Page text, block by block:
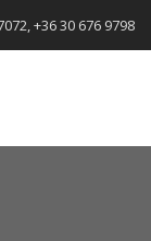
+36 30 676 9798